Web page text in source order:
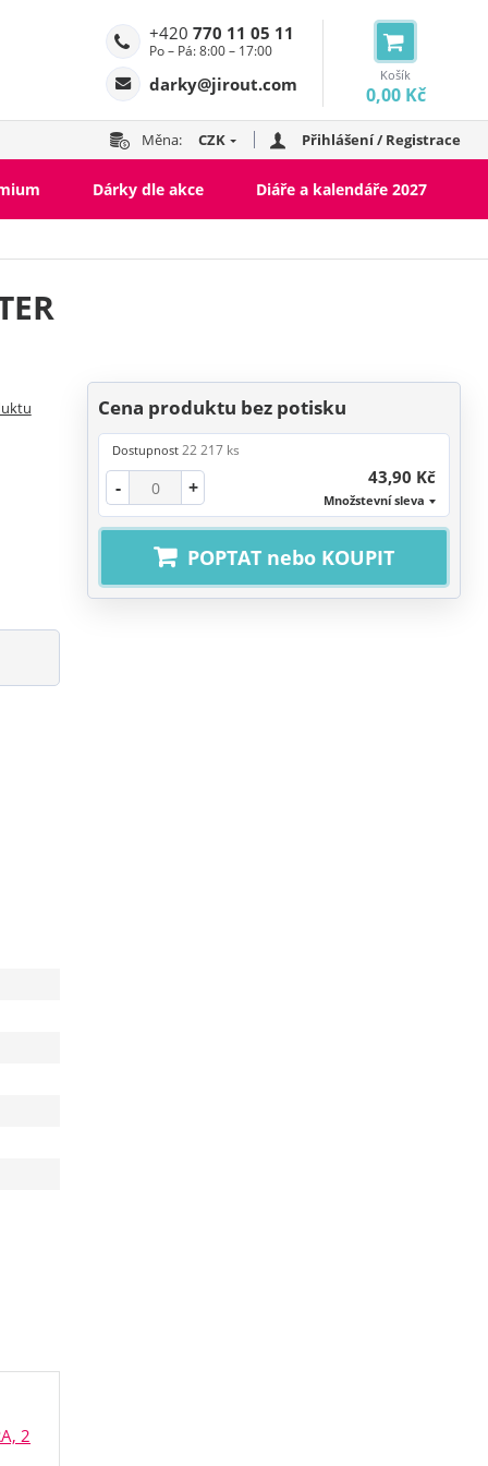
Košík
0,00 Kč
+420 770 11 05 11
Po – Pá: 8:00 – 17:00
darky@jirout.com
Měna: CZK Přihlášení / Registrace
Dárky dle akce Diáře a kalendáře 2027
Cena produktu bez potisku
Dostupnost22 217 ks
- + 43,90 Kč
Množstevní sleva
POPTAT nebo KOUPIT